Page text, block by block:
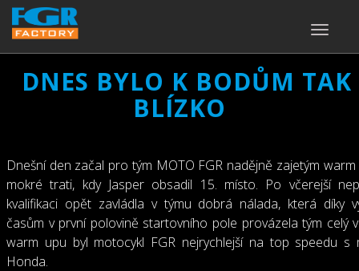
TOGGLE
DNES BYLO K BODŮM TAK
BLÍZKO
Dnešní den začal pro tým MOTO FGR nadějně zajetým
mokré trati, kdy Jasper obsadil 15. místo. Po včerejší
kvalifikaci opět zavládla v týmu dobrá nálada, která díky
časům v první polovině startovního pole provázela tým celý
warm upu byl motocykl FGR nejrychlejší na top speedu s
Honda.